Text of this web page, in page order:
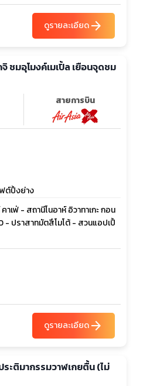
ดูรายละเอียดarrow_forward
ชมอุโมงค์เมเปิ้ล เยือนจุดชม
สายการบิน
ฟต์ปิ้งย่าง
เฟ่ - สถานีโนอาห์ อิวาทาเกะ กอน
- ปราสาทมัตสึโมโต้ - สวนแอปเปิ้
ดูรายละเอียดarrow_forward
ระติมากรรมวาฬเกยตื้น (ไม่